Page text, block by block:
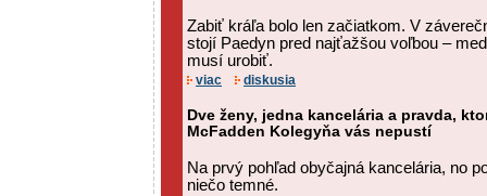
Zabiť kráľa bolo len začiatkom. V
stojí Paedyn pred najťažšou voľbou –
musí urobiť.
viac diskusia
Dve ženy, jedna kancelária a pravda,
McFadden Kolegyňa vás nepustí
Na prvý pohľad obyčajná kancelária, no
niečo temné.